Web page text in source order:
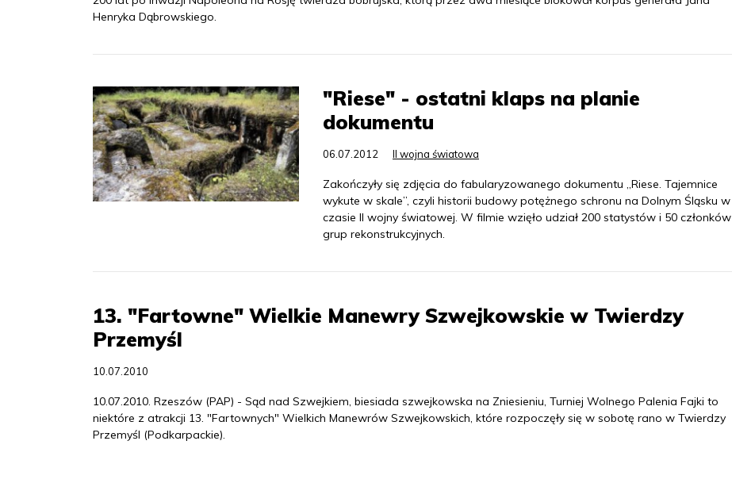
Henryka Dąbrowskiego.
"Riese" - ostatni klaps na planie
dokumentu
06.07.2012 II wojna światowa
Zakończyły się zdjęcia do fabularyzowanego dokumentu „Riese. Tajemnice
wykute w skale”, czyli historii budowy potężnego schronu na Dolnym Śląsku w
czasie II wojny światowej. W filmie wzięło udział 200 statystów i 50 członków
grup rekonstrukcyjnych.
13. "Fartowne" Wielkie Manewry Szwejkowskie w Twierdzy
Przemyśl
10.07.2010
10.07.2010. Rzeszów (PAP) - Sąd nad Szwejkiem, biesiada szwejkowska na Zniesieniu, Turniej Wolnego Palenia Fajki to
niektóre z atrakcji 13. "Fartownych" Wielkich Manewrów Szwejkowskich, które rozpoczęły się w sobotę rano w Twierdzy
Przemyśl (Podkarpackie).